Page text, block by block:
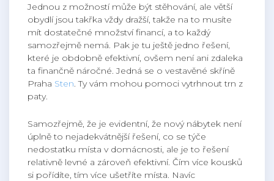
Jednou z možností může být stěhování, ale větší
obydlí jsou takřka vždy dražší, takže na to musíte
mít dostatečné množství financí, a to každý
samozřejmě nemá. Pak je tu ještě jedno řešení,
které je obdobně efektivní, ovšem není ani zdaleka
ta finančně náročné. Jedná se o vestavěné skříně
Praha Sten. Ty vám mohou pomoci vytrhnout trn z
paty.
Samozřejmě, že je evidentní, že nový nábytek není
úplně to nejadekvátnější řešení, co se týče
nedostatku místa v domácnosti, ale je to řešení
relativně levné a zároveň efektivní. Čím více kousků
si pořídíte, tím více ušetříte místa. Navíc